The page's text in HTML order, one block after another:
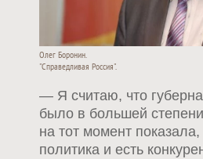
Олег Боронин.
"Справедливая Россия".
— Я считаю, что
было в большей
на тот момент показала,
политика и есть